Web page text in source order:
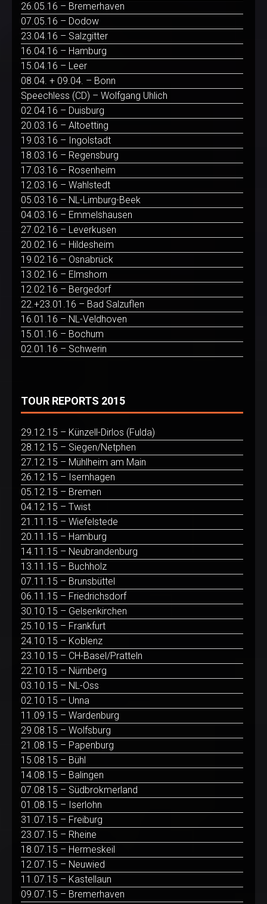
26.05.16 – Bremerhaven
07.05.16 – Dodow
23.04.16 – Salzgitter
16.04.16 – Hamburg
15.04.16 – Leer
08.04. + 09.04. – Bonn
Speechless (CD) – Wolfgang Uhlich
02.04.16 – Duisburg
20.03.16 – Altoetting
19.03.16 – Ingolstadt
18.03.16 – Regensburg
17.03.16 – Rosenheim
12.03.16 – Wahlstedt
05.03.16 – NL-Limburg-Beek
04.03.16 – Emmelshausen
27.02.16 – Leverkusen
20.02.16 – Hildesheim
19.02.16 – Osnabrück
13.02.16 – Elmshorn
12.02.16 – Bergedorf
22.+23.01.16 – Bad Salzuflen
16.01.16 – NL-Veldhoven
15.01.16 – Bochum
02.01.16 – Schwerin
TOUR REPORTS 2015
29.12.15 – Künzell-Dirlos (Fulda)
28.12.15 – Siegen/Netphen
27.12.15 – Mühlheim am Main
26.12.15 – Isernhagen
05.12.15 – Bremen
04.12.15 – Twist
21.11.15 – Wiefelstede
20.11.15 – Hamburg
14.11.15 – Neubrandenburg
13.11.15 – Buchholz
07.11.15 – Brunsbüttel
06.11.15 – Friedrichsdorf
30.10.15 – Gelsenkirchen
25.10.15 – Frankfurt
24.10.15 – Koblenz
23.10.15 – CH-Basel/Pratteln
22.10.15 – Nürnberg
03.10.15 – NL-Oss
02.10.15 – Unna
11.09.15 – Wardenburg
29.08.15 – Wolfsburg
21.08.15 – Papenburg
15.08.15 – Bühl
14.08.15 – Balingen
07.08.15 – Südbrokmerland
01.08.15 – Iserlohn
31.07.15 – Freiburg
23.07.15 – Rheine
18.07.15 – Hermeskeil
12.07.15 – Neuwied
11.07.15 – Kastellaun
09.07.15 – Bremerhaven